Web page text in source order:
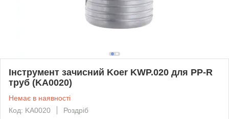
Інструмент зачисний Koer KWP.020 для PP-R
труб (KA0020)
Немає в наявності
Код: KA0020
Роздріб